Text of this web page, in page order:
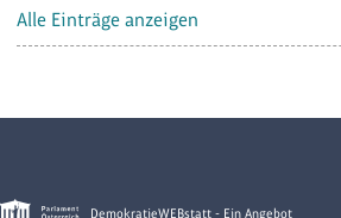
Alle Einträge anzeigen
DemokratieWEBstatt - Ein Angebot